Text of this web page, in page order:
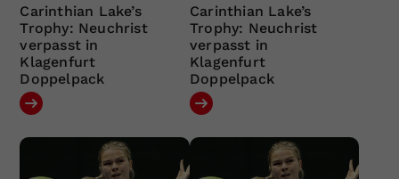
Carinthian Lake’s
Trophy: Neuchrist
verpasst in
Klagenfurt
Doppelpack
Carinthian Lake’s
Trophy: Neuchrist
verpasst in
Klagenfurt
Doppelpack